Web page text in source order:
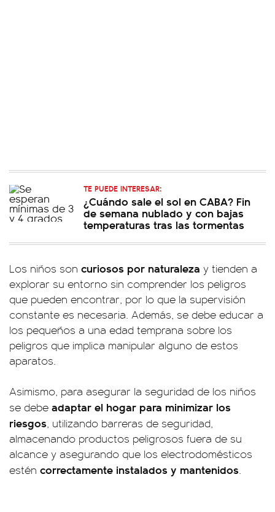
TE PUEDE INTERESAR:
¿Cuándo sale el sol en CABA? Fin
de semana nublado y con bajas
temperaturas tras las tormentas
Los niños son curiosos por naturaleza y tienden a
explorar su entorno sin comprender los peligros
que pueden encontrar, por lo que la supervisión
constante es necesaria. Además, se debe educar a
los pequeños a una edad temprana sobre los
peligros que implica manipular alguno de estos
aparatos.
Asimismo, para asegurar la seguridad de los niños
se debe adaptar el hogar para minimizar los
riesgos, utilizando barreras de seguridad,
almacenando productos peligrosos fuera de su
alcance y asegurando que los electrodomésticos
estén correctamente instalados y mantenidos.